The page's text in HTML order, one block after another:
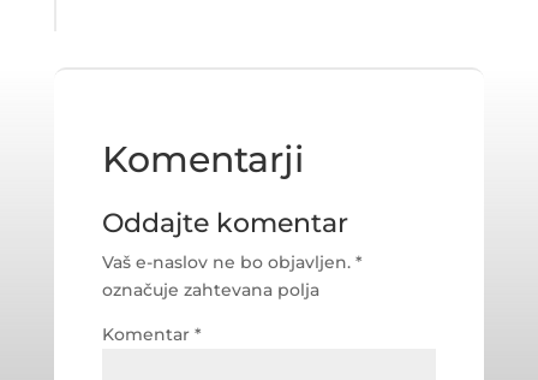
Komentarji
Oddajte komentar
Vaš e-naslov ne bo objavljen. *
označuje zahtevana polja
Komentar *